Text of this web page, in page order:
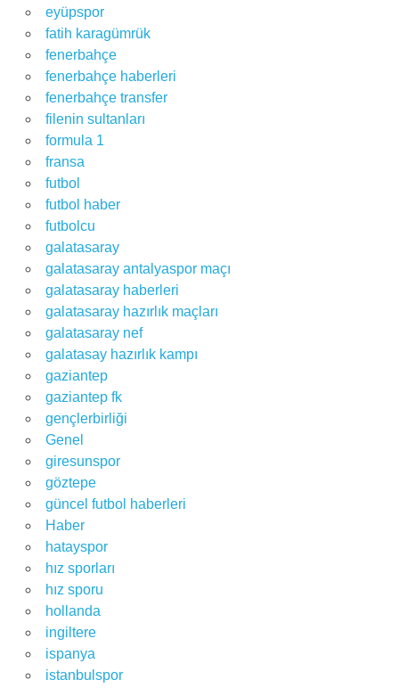
eyüpspor
fatih karagümrük
fenerbahçe
fenerbahçe haberleri
fenerbahçe transfer
filenin sultanları
formula 1
fransa
futbol
futbol haber
futbolcu
galatasaray
galatasaray antalyaspor maçı
galatasaray haberleri
galatasaray hazırlık maçları
galatasaray nef
galatasay hazırlık kampı
gaziantep
gaziantep fk
gençlerbirliği
Genel
giresunspor
göztepe
güncel futbol haberleri
Haber
hatayspor
hız sporları
hız sporu
hollanda
ingiltere
ispanya
istanbulspor